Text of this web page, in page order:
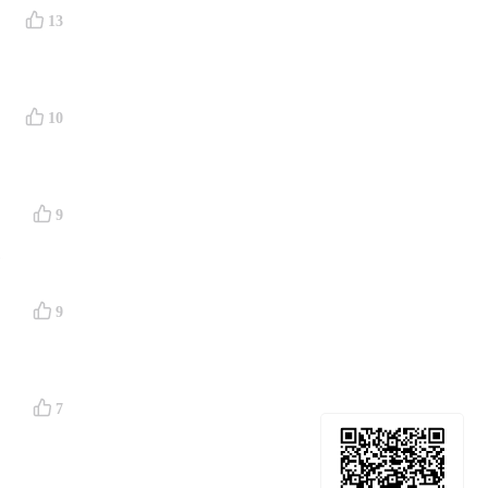
13
10
9
9
7